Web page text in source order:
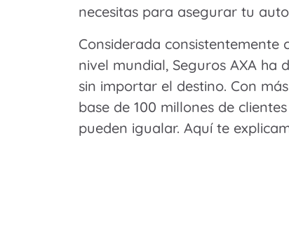
necesitas para asegurar tu
Considerada
nivel mundial, Seguros AXA ha
sin importar el destino. Con
base de 100 millones de
pueden igualar. Aquí te